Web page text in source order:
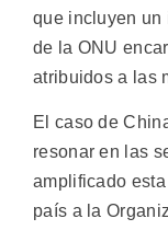
que incluyen un
de la ONU
atribuidos a las
El caso de
resonar en las
amplificado
país a la